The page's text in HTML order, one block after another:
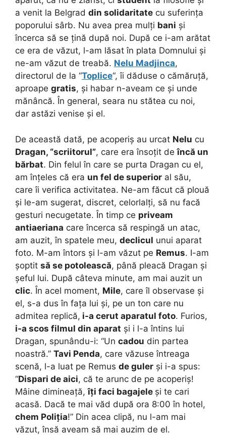
a venit la Belgrad din solidaritate cu suferința
poporului sârb. Nu avea prea mulți bani și
încerca să se țină după noi. După ce i-am arătat
ce era de văzut, l-am lăsat în plata Domnului și
ne-am văzut de treabă. Nelu Madjinca,
directorul de la “Toplice“, îi dăduse o cămăruță,
aproape gratis, și habar n-aveam ce și unde
mănâncă. În general, seara nu stătea cu noi,
dar astăzi venise și el.
De această dată, pe acoperiș au urcat Nelu cu
Dragan, “scriitorul”, care era însoțit deîncă un
bărbat. Din felul în care se purta Dragan cu el,
am înțeles că era un fel de superior al său,
care îi verifica activitatea. Ne-am făcut că plouă
și le-am sugerat, discret, celorlalți, să nu facă
gesturi necugetate. În timp ce priveam
antiaeriana care încerca să respingă un atac,
am auzit, în spatele meu, declicul unui aparat
foto. M-am întors și l-am văzut pe Remus. I-am
șoptit să se potolească, până pleacă Dragan și
șeful lui. După câteva minute, am mai auzit un
clic. În acel moment, Mile, care îl observase și
el, s-a dus în fața lui și, pe un ton care nu
admitea replică, i-a cerut aparatul foto. Furios,
i-a scos filmul din aparat și i l-a întins lui
Dragan, spunându-i: “Un cadou din partea
noastră.” Tavi Penda, care văzuse întreaga
scenă, l-a luat pe Remus de guler și i-a spus:
“Dispari de aici, că te arunc de pe acoperiș!
Mâine dimineață,îți faci bagajele și te cari
acasă. Dacă te mai văd după ora 8:00 în hotel,
chem Poliția!” Din acea clipă, nu l-am mai
văzut, însă aveam să mai auzim de el.